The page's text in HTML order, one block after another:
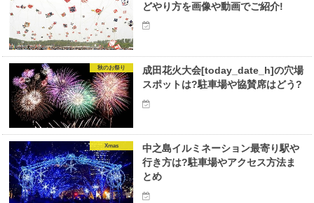
どやり方を画像や動画でご紹介!
秋のお祭り
成田花火大会[today_date_h]の穴場
スポットは?駐車場や協賛席はどう?
Xmas
中之島イルミネーション最寄り駅や
行き方は?駐車場やアクセス方法ま
とめ